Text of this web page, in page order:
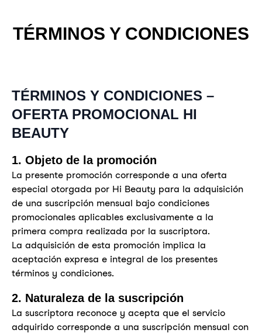
TÉRMINOS Y CONDICIONES
TÉRMINOS Y CONDICIONES –
OFERTA PROMOCIONAL HI
BEAUTY
1. Objeto de la promoción
La presente promoción corresponde a una oferta
especial otorgada por Hi Beauty para la adquisición
de una suscripción mensual bajo condiciones
promocionales aplicables exclusivamente a la
primera compra realizada por la suscriptora.
La adquisición de esta promoción implica la
aceptación expresa e integral de los presentes
términos y condiciones.
2. Naturaleza de la suscripción
La suscriptora reconoce y acepta que el servicio
adquirido corresponde a una suscripción mensual con